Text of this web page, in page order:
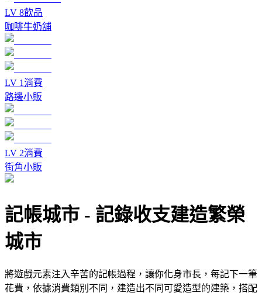
LV 8飲品
咖啡牛奶舖
LV 1消費
路邊小販
LV 2消費
街角小販
記帳城市 - 記錄收支建造繁榮
城市
將遊戲元素注入辛苦的記帳過程，讓你化身市長，每記下一筆
花費，依據消費類別不同，建造出不同可愛造型的建築，搭配